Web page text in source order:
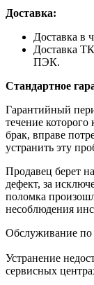
Доставка:
Доставка в
Доставка
ПЭК.
Стандартное
Гарантийный
течение
брак, вправе
устранить эту
Продавец берет
дефект, за
поломка
несоблюдения
Обслуживание по
Устранение
сервисных